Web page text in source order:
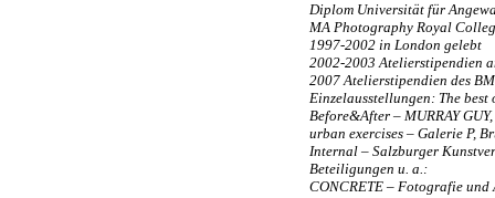
Diplom Universität für
MA Photography Royal
1997-2002 in London gelebt
2002-2003 Atelierstipendien
2007 Atelierstipendien des
Einzelausstellungen: The
Before&After – MURRAY
urban exercises – Galerie P,
Internal – Salzburger
Beteiligungen u. a.:
CONCRETE – Fotografie